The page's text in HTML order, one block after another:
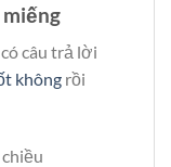
câu trả lời
không rồi